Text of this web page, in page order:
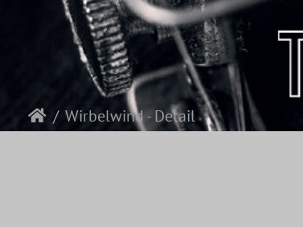
Wirbelwind - Detail